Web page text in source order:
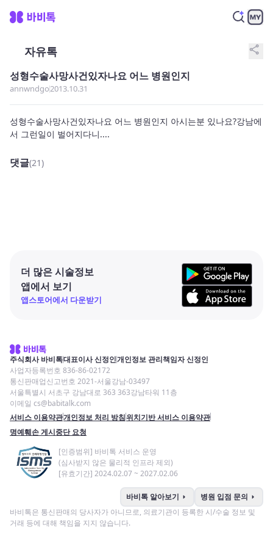
자유톡 share
성형수술사망사건있자나요 어느 병원인지
annwndgo2013.10.31
성형수술사망사건있자나요 어느 병원인지 아시는분 있나요?강남에
서 그런일이 벌어지다니....
댓글(21)
더 많은 시술정보
앱에서 보기
앱스토어에서 다운받기
주식회사 바비톡대표이사 신정인개인정보 관리책임자 신정인
사업자등록번호 836-86-02172
통신판매업신고번호 2021-서울강남-03497
서울특별시 서초구 강남대로 363 363강남타워 11층
이메일 cs@babitalk.com
서비스 이용약관개인정보 처리 방침위치기반 서비스 이용약관
명예훼손 게시중단 요청
[인증범위] 바비톡 서비스 운영
(심사받지 않은 물리적 인프라 제외)
[유효기간] 2024.02.07 ~ 2027.02.06
바비톡 알아보기 arrow_right 병원 입점 문의 arrow_right
바비톡은 통신판매의 당사자가 아니므로, 의료기관이 등록한 시/수술 정보 및
거래 등에 대해 책임을 지지 않습니다.